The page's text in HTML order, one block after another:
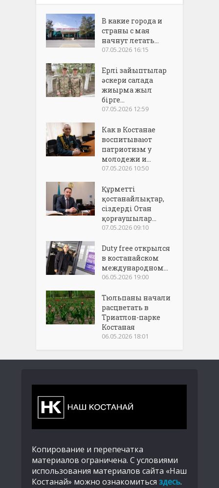
В какие города и
страны с мая
начнут летать...
07.05.2026 16:15
Ерлі зайыптылар
әскери салада
жиырма жыл
бірге...
07.05.2026 12:59
Как в Костанае
воспитывают
патриотизм у
молодежи и...
07.05.2026 10:50
Құрметті
қостанайлықтар,
сіздерді Отан
қорғаушылар...
07.05.2026 09:10
Duty free открылся
в костанайском
международном...
06.05.2026 19:00
Тюльпаны начали
расцветать в
Триатлон-парке
Костаная
06.05.2026 18:01
Копирование и перепечатка
материалов ограничена. С условиями
использования материалов сайта «Наш
Костанай» можно ознакомиться здесь.